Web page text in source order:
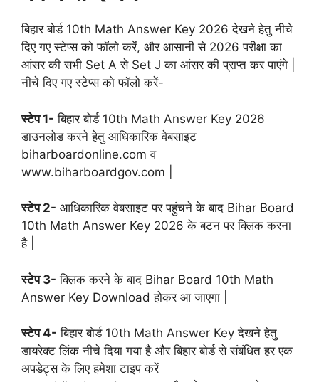
बिहार बोर्ड 10th Math Answer Key 2026 देखने हेतु नीचे
दिए गए स्टेप्स को फॉलो करें, और आसानी से 2026 परीक्षा का
आंसर की सभी Set A से Set J का आंसर की प्राप्त कर पाएंगे |
नीचे दिए गए स्टेप्स को फॉलो करें-
स्टेप 1- बिहार बोर्ड 10th Math Answer Key 2026
डाउनलोड करने हेतु आधिकारिक वेबसाइट
biharboardonline.com व
www.biharboardgov.com |
स्टेप 2- आधिकारिक वेबसाइट पर पहुंचने के बाद Bihar Board
10th Math Answer Key 2026 के बटन पर क्लिक करना
है |
स्टेप 3- क्लिक करने के बाद Bihar Board 10th Math
Answer Key Download होकर आ जाएगा |
स्टेप 4- बिहार बोर्ड 10th Math Answer Key देखने हेतु
डायरेक्ट लिंक नीचे दिया गया है और बिहार बोर्ड से संबंधित हर एक
अपडेट्स के लिए हमेशा टाइप करें